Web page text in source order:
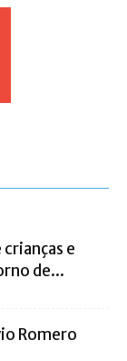
e
de...
Romero